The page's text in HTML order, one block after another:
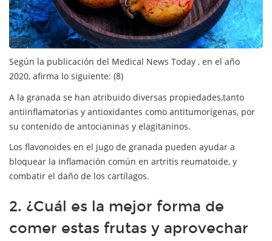
Según la publicación del Medical News Today , en el año
2020, afirma lo siguiente: (8)
A la granada se han atribuido diversas propiedades,tanto
antiinflamatorias y antioxidantes como antitumorígenas, por
su contenido de antocianinas y elagitaninos.
Los flavonoides en el jugo de granada pueden ayudar a
bloquear la inflamación común en artritis reumatoide, y
combatir el daño de los cartílagos.
2. ¿Cuál es la mejor forma de
comer estas frutas y aprovechar